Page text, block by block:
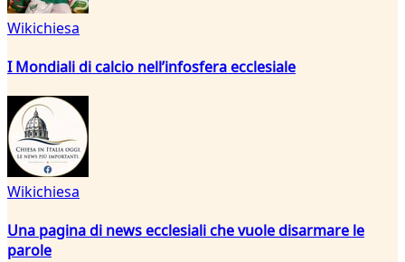
Wikichiesa
I Mondiali di calcio nell’infosfera ecclesiale
Wikichiesa
Una pagina di news ecclesiali che vuole disarmare le
parole